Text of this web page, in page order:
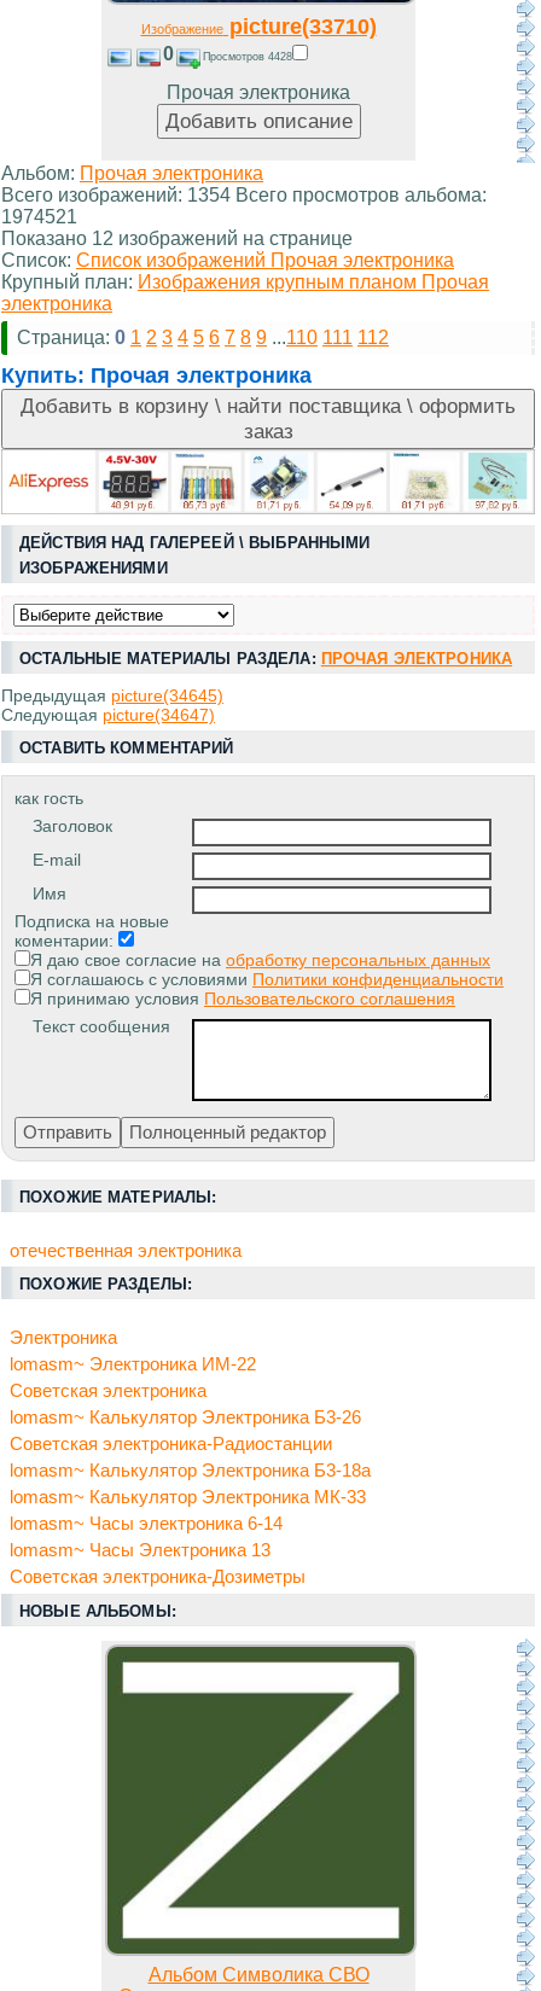
Изображениеpicture(33710)
0 Просмотров 4428
Прочая электроника
Альбом: Прочая электроника
Всего изображений: 1354 Всего просмотров альбома:
1974521
Показано 12 изображений на странице
Список: Список изображений Прочая электроника
Крупный план: Изображения крупным планом Прочая
электроника
Страница: 0 1 2 3 4 5 6 7 8 9 ...110 111 112
Купить: Прочая электроника
ДЕЙСТВИЯ НАД ГАЛЕРЕЕЙ \ ВЫБРАННЫМИ
ИЗОБРАЖЕНИЯМИ
ОСТАЛЬНЫЕ МАТЕРИАЛЫ РАЗДЕЛА: ПРОЧАЯ ЭЛЕКТРОНИКА
Предыдущая picture(34645)
Следующая picture(34647)
ОСТАВИТЬ КОММЕНТАРИЙ
как гость
Заголовок
E-mail
Имя
Подписка на новые
коментарии:
Я даю свое согласие на обработку персональных данных
Я соглашаюсь с условиями Политики конфиденциальности
Я принимаю условия Пользовательского соглашения
Текст сообщения
ПОХОЖИЕ МАТЕРИАЛЫ:
отечественная электроника
ПОХОЖИЕ РАЗДЕЛЫ:
Электроника
lomasm~ Электроника ИМ-22
Советская электроника
lomasm~ Калькулятор Электроника Б3-26
Советская электроника-Радиостанции
lomasm~ Калькулятор Электроника Б3-18а
lomasm~ Калькулятор Электроника МК-33
lomasm~ Часы электроника 6-14
lomasm~ Часы Электроника 13
Советская электроника-Дозиметры
НОВЫЕ АЛЬБОМЫ:
Альбом Символика СВО